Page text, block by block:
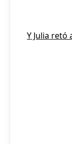
Y Julia retó